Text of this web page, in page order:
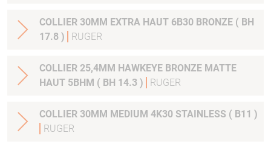
COLLIER 30MM EXTRA HAUT 6B30 BRONZE ( BH
17.8 )
RUGER
COLLIER 25,4MM HAWKEYE BRONZE MATTE
HAUT 5BHM ( BH 14.3 )
RUGER
COLLIER 30MM MEDIUM 4K30 STAINLESS ( B11 )
RUGER